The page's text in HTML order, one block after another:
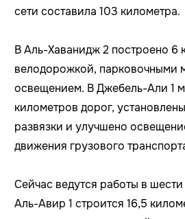
сети составила 103 километра.
В Аль-Хаванидж 2 построено 6
велодорожкой, парковочными
освещением. В Джебель-Али 1
километров дорог,
развязки и улучшено
движения грузового
Сейчас ведутся работы в
Аль-Авир 1 строится 16,5